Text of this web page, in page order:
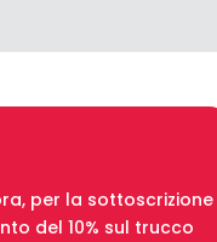
per la sottoscrizione
del 10% sul trucco